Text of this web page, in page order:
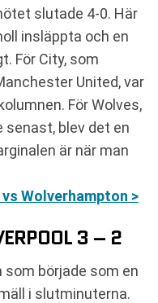
slutade 4-0. Här
insläppta och en
För City, som
United, var
För Wolves,
blev det en
är när man
Wolverhampton >
3 – 2
började som en
i slutminuterna.